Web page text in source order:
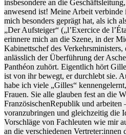
insbesondere an die
anwesend ist! Meine Arbeit
mich besonders geprägt hat, als ich
„Der Aufsteiger“ („l’Exercice de
erinnere mich an die Szene, in der
Kabinettschef des
anlässlich der Überführung der
Panthéon zuhört. Eigentlich hört
ist von ihr bewegt, er durchlebt sie.
habe ich viele „Gilles“
Frauen. Sie alle glauben fest an die
FranzösischenRepublik und arbeiten
voranzubringen und gleichzeitig die
Vorschläge von Fachleuten wie mir
an die verschiedenen Vertreter:innen